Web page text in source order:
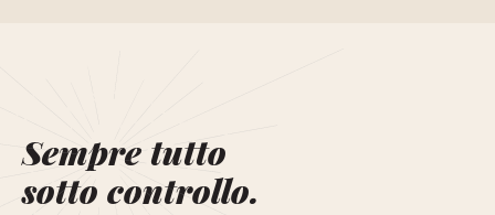
Sempre tutto
sotto controllo.